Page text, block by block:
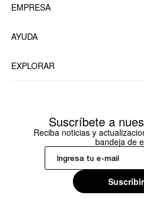
EMPRESA
AYUDA
EXPLORAR
Suscríbete a
Reciba noticias y
bandeja de